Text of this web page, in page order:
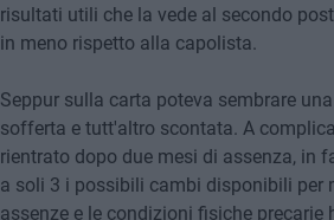
risultati utili che la vede al secondo
in meno rispetto alla capolista.
Seppur sulla carta poteva sembrare
sofferta e tutt'altro scontata. A
rientrato dopo due mesi di assenza, in
a soli 3 i possibili cambi disponibili per
assenze e le condizioni fisiche